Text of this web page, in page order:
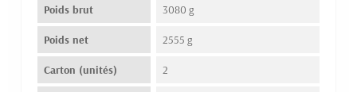
Poids brut 3080 g
Poids net 2555 g
Carton (unités) 2